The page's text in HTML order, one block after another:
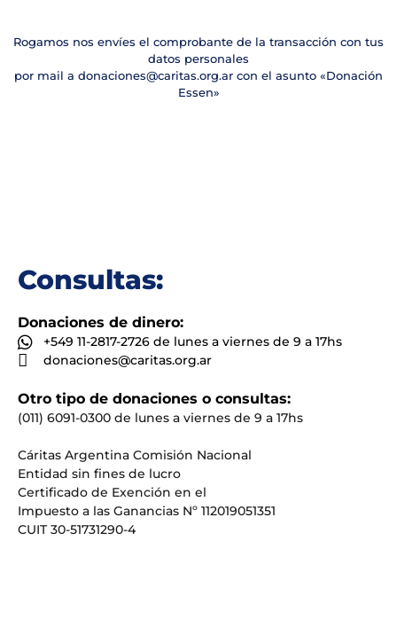
Rogamos nos envíes el comprobante de la transacción con tus
datos personales
por mail a donaciones@caritas.org.ar con el asunto «Donación
Essen»
Consultas:
Donaciones de dinero:
+549 11-2817-2726 de lunes a viernes de 9 a 17hs
donaciones@caritas.org.ar
Otro tipo de donaciones o consultas:
(011) 6091-0300 de lunes a viernes de 9 a 17hs
Cáritas Argentina Comisión Nacional
Entidad sin fines de lucro
Certificado de Exención en el
Impuesto a las Ganancias Nº 112019051351
CUIT 30-51731290-4